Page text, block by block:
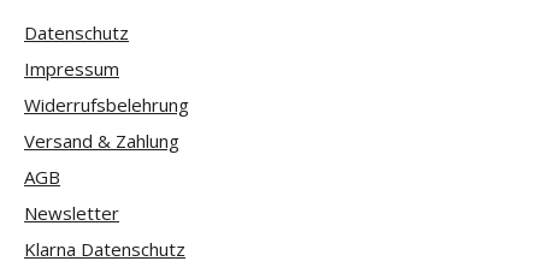
Datenschutz
Impressum
Widerrufsbelehrung
Versand & Zahlung
AGB
Newsletter
Klarna Datenschutz